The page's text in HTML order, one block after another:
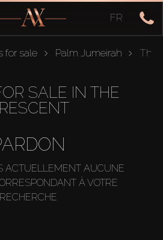
FR
for sale Palm Jumeirah The
SALE IN THE
ACTUELLEMENT AUCUNE
À VOTRE
RECHERCHE